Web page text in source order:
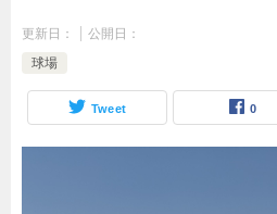
更新日：
公開日：
球場
Tweet 0